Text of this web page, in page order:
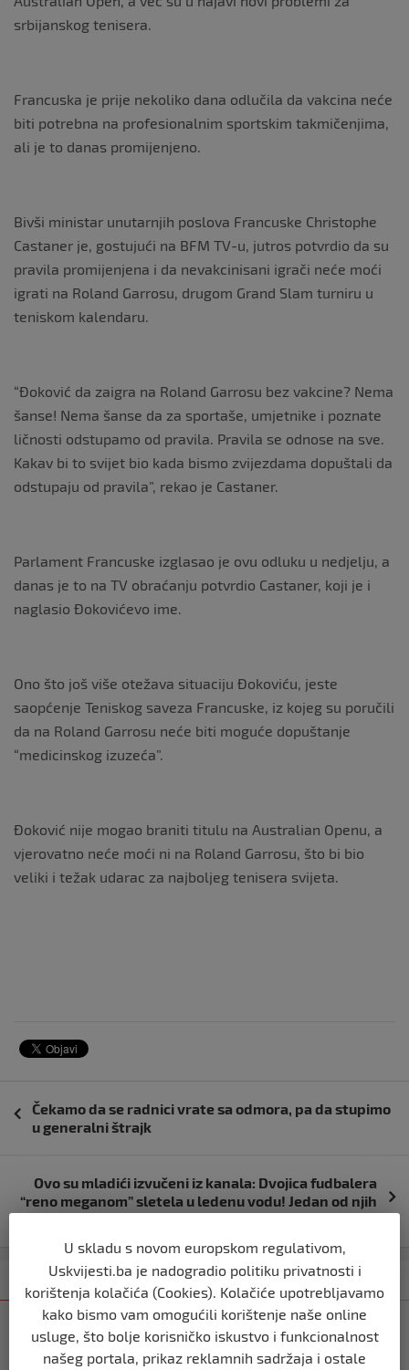
srbijanskog tenisera.
Francuska je prije nekoliko dana odlučila da vakcina neće
biti potrebna na profesionalnim sportskim takmičenjima,
ali je to danas promijenjeno.
Bivši ministar unutarnjih poslova Francuske Christophe
Castaner je, gostujući na BFM TV-u, jutros potvrdio da su
pravila promijenjena i da nevakcinisani igrači neće moći
igrati na Roland Garrosu, drugom Grand Slam turniru u
teniskom kalendaru.
“Đoković da zaigra na Roland Garrosu bez vakcine? Nema
šanse! Nema šanse da za sportaše, umjetnike i poznate
ličnosti odstupamo od pravila. Pravila se odnose na sve.
Kakav bi to svijet bio kada bismo zvijezdama dopuštali da
odstupaju od pravila”, rekao je Castaner.
Parlament Francuske izglasao je ovu odluku u nedjelju, a
danas je to na TV obraćanju potvrdio Castaner, koji je i
naglasio Đokovićevo ime.
Ono što još više otežava situaciju Đokoviću, jeste
saopćenje Teniskog saveza Francuske, iz kojeg su poručili
da na Roland Garrosu neće biti moguće dopuštanje
“medicinskog izuzeća”.
Đoković nije mogao braniti titulu na Australian Openu, a
vjerovatno neće moći ni na Roland Garrosu, što bi bio
veliki i težak udarac za najboljeg tenisera svijeta.
Navigacija
objava
Čekamo da se radnici vrate sa odmora, pa da stupimo
u generalni štrajk
Ovo su mladići izvučeni iz kanala: Dvojica fudbalera
“reno meganom” sletela u ledenu vodu! Jedan od njih
sutra trebalo da proslavi rođendan
Kategorija Najnovije Najčitanije
Borba karijere za Danijala Alagića: U
Italiji napada neporaženog Benjamína
U skladu s novom europskom regulativom,
Uskvijesti.ba je nadogradio politiku privatnosti i
korištenja kolačića (Cookies). Kolačiće upotrebljavamo
kako bismo vam omogućili korištenje naše online
usluge, što bolje korisničko iskustvo i funkcionalnost
našeg portala, prikaz reklamnih sadržaja i ostale